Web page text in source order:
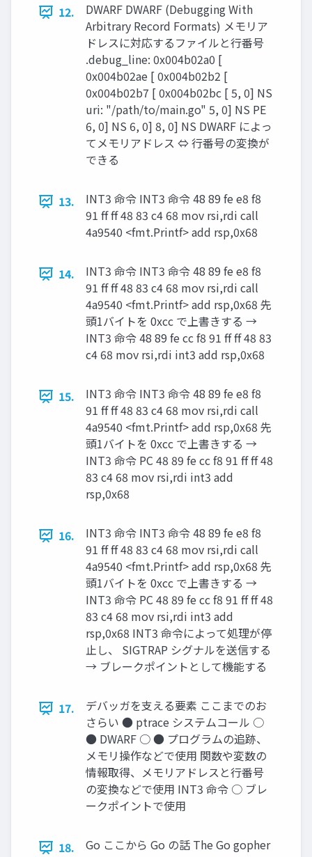
12.
DWARF DWARF (Debugging With
Arbitrary Record Formats) メモリア
ドレスに対応するファイルと行番号
.debug_line: 0x004b02a0 [
0x004b02ae [ 0x004b02b2 [
0x004b02b7 [ 0x004b02bc [ 5, 0] NS
uri: "/path/to/main.go" 5, 0] NS PE
6, 0] NS 6, 0] 8, 0] NS DWARF によっ
てメモリアドレス ⇔ 行番号の変換が
できる
13.
INT3 命令 INT3 命令 48 89 fe e8 f8
91 ff ff 48 83 c4 68 mov rsi,rdi call
4a9540 <fmt.Printf> add rsp,0x68
14.
INT3 命令 INT3 命令 48 89 fe e8 f8
91 ff ff 48 83 c4 68 mov rsi,rdi call
4a9540 <fmt.Printf> add rsp,0x68 先
頭1バイトを 0xcc で上書きする →
INT3 命令 48 89 fe cc f8 91 ff ff 48 83
c4 68 mov rsi,rdi int3 add rsp,0x68
15.
INT3 命令 INT3 命令 48 89 fe e8 f8
91 ff ff 48 83 c4 68 mov rsi,rdi call
4a9540 <fmt.Printf> add rsp,0x68 先
頭1バイトを 0xcc で上書きする →
INT3 命令 PC 48 89 fe cc f8 91 ff ff 48
83 c4 68 mov rsi,rdi int3 add
rsp,0x68
16.
INT3 命令 INT3 命令 48 89 fe e8 f8
91 ff ff 48 83 c4 68 mov rsi,rdi call
4a9540 <fmt.Printf> add rsp,0x68 先
頭1バイトを 0xcc で上書きする →
INT3 命令 PC 48 89 fe cc f8 91 ff ff 48
83 c4 68 mov rsi,rdi int3 add
rsp,0x68 INT3 命令によって処理が停
止し、 SIGTRAP シグナルを送信する
→ ブレークポイントとして機能する
17.
デバッガを支える要素 ここまでのお
さらい ● ptrace システムコール ○
● DWARF ○ ● プログラムの追跡、
メモリ操作などで使用 関数や変数の
情報取得、メモリアドレスと行番号
の変換などで使用 INT3 命令 ○ ブレ
ークポイントで使用
18.
Go ここから Go の話 The Go gopher